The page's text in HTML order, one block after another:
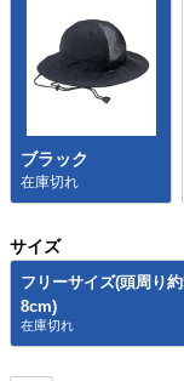
ブラック
在庫切れ
サイズ
フリーサイズ(頭周り
8cm)